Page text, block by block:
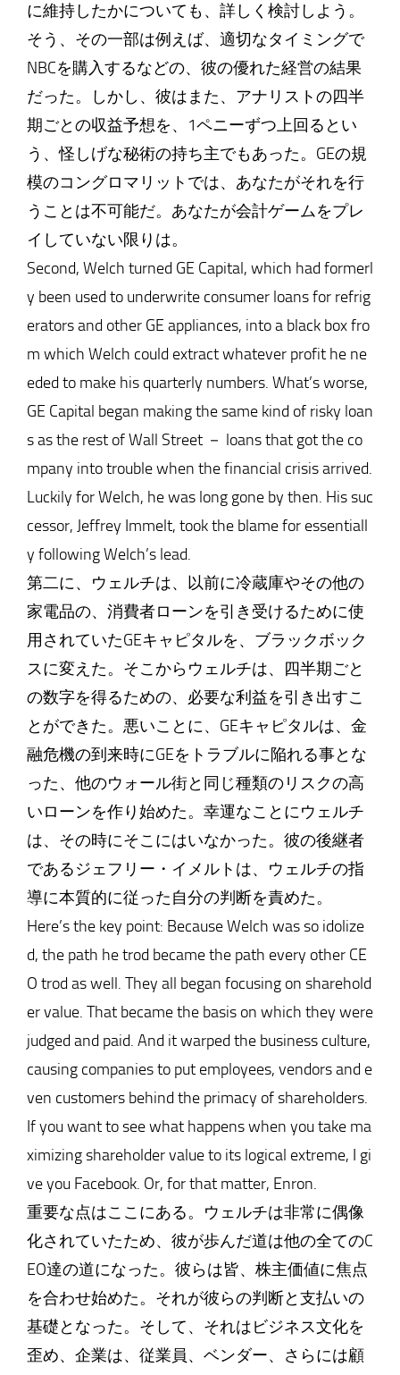
に維持したかについても、詳しく検討しよう。
そう、その一部は例えば、適切なタイミングで
NBCを購入するなどの、彼の優れた経営の結果
だった。しかし、彼はまた、アナリストの四半
期ごとの収益予想を、1ペニーずつ上回るとい
う、怪しげな秘術の持ち主でもあった。GEの規
模のコングロマリットでは、あなたがそれを行
うことは不可能だ。あなたが会計ゲームをプレ
イしていない限りは。
Second, Welch turned GE Capital, which had formerl
y been used to underwrite consumer loans for refrig
erators and other GE appliances, into a black box fro
m which Welch could extract whatever profit he ne
eded to make his quarterly numbers. What’s worse,
GE Capital began making the same kind of risky loan
s as the rest of Wall Street － loans that got the co
mpany into trouble when the financial crisis arrived.
Luckily for Welch, he was long gone by then. His suc
cessor, Jeffrey Immelt, took the blame for essentiall
y following Welch’s lead.
第二に、ウェルチは、以前に冷蔵庫やその他の
家電品の、消費者ローンを引き受けるために使
用されていたGEキャピタルを、ブラックボック
スに変えた。そこからウェルチは、四半期ごと
の数字を得るための、必要な利益を引き出すこ
とができた。悪いことに、GEキャピタルは、金
融危機の到来時にGEをトラブルに陥れる事とな
った、他のウォール街と同じ種類のリスクの高
いローンを作り始めた。幸運なことにウェルチ
は、その時にそこにはいなかった。彼の後継者
であるジェフリー・イメルトは、ウェルチの指
導に本質的に従った自分の判断を責めた。
Here’s the key point: Because Welch was so idolize
d, the path he trod became the path every other CE
O trod as well. They all began focusing on sharehold
er value. That became the basis on which they were
judged and paid. And it warped the business culture,
causing companies to put employees, vendors and e
ven customers behind the primacy of shareholders.
If you want to see what happens when you take ma
ximizing shareholder value to its logical extreme, I gi
ve you Facebook. Or, for that matter, Enron.
重要な点はここにある。ウェルチは非常に偶像
化されていたため、彼が歩んだ道は他の全てのC
EO達の道になった。彼らは皆、株主価値に焦点
を合わせ始めた。それが彼らの判断と支払いの
基礎となった。そして、それはビジネス文化を
歪め、企業は、従業員、ベンダー、さらには顧